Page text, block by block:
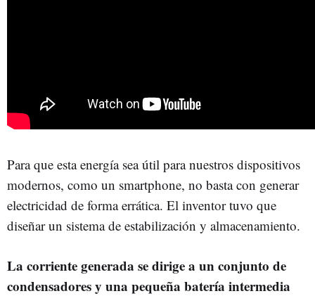
Para que esta energía sea útil para nuestros dispositivos
modernos, como un smartphone, no basta con generar
electricidad de forma errática. El inventor tuvo que
diseñar un sistema de estabilización y almacenamiento.
La corriente generada se dirige a un conjunto de
condensadores y una pequeña batería intermedia